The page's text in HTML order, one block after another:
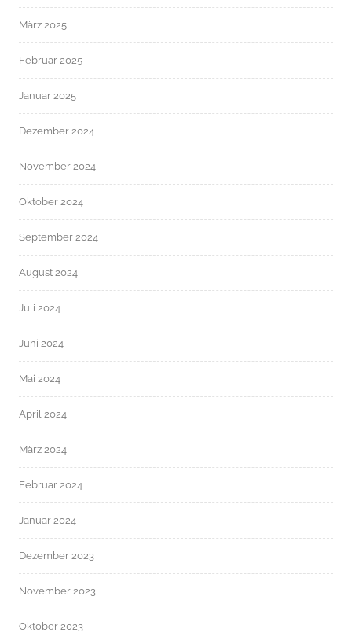
März 2025
Februar 2025
Januar 2025
Dezember 2024
November 2024
Oktober 2024
September 2024
August 2024
Juli 2024
Juni 2024
Mai 2024
April 2024
März 2024
Februar 2024
Januar 2024
Dezember 2023
November 2023
Oktober 2023